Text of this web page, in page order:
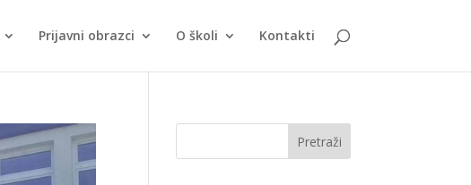
Prijavni obrazci O školi Kontakti